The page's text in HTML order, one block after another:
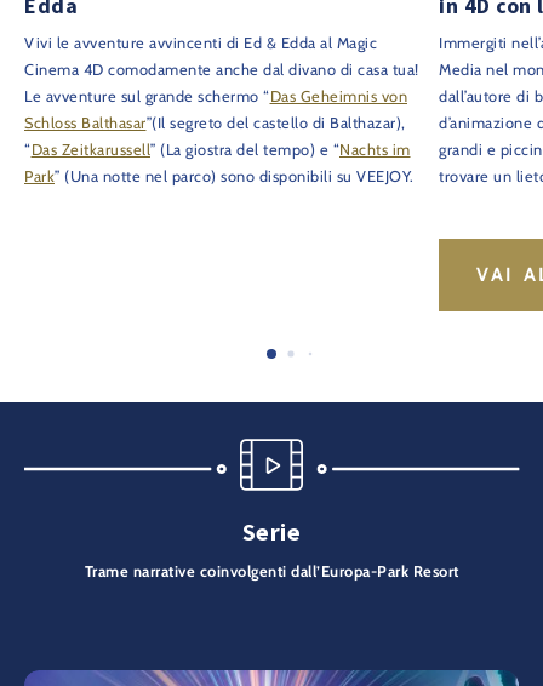
Vivi le avventure avvincenti di Ed & Edda al Magic
Cinema 4D comodamente anche dal divano di casa tua!
Le avventure sul grande schermo “Das Geheimnis von
Schloss Balthasar”(Il segreto del castello di Balthazar),
“Das Zeitkarussell” (La giostra del tempo) e “Nachts im
Park” (Una notte nel parco) sono disponibili su VEEJOY.
Immergiti
Media nel
dall’autore di
grandi e
trovare un
VAI
Serie
Trame narrative coinvolgenti dall’Europa-Park Resort